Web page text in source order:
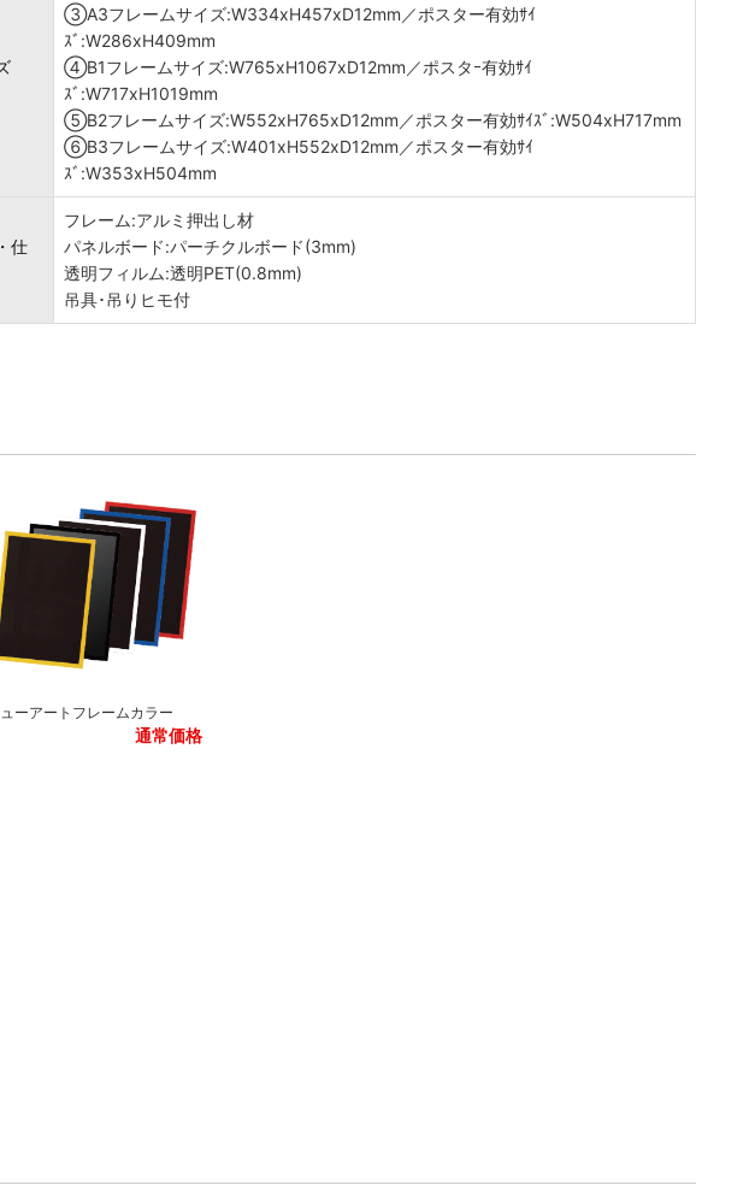
③A3フレームサイズ:W334xH457xD12mm／ポスター有効ｻｲ
ｽﾞ:W286xH409mm
④B1フレームサイズ:W765xH1067xD12mm／ポスタｰ有効ｻｲ
ｽﾞ:W717xH1019mm
⑤B2フレームサイズ:W552xH765xD12mm／ポスター有効ｻｲｽﾞ:W504xH717mm
⑥B3フレームサイズ:W401xH552xD12mm／ポスター有効ｻｲ
ｽﾞ:W353xH504mm
仕
フレーム:アルミ押出し材
パネルボード:パーチクルボード(3mm)
透明フィルム:透明PET(0.8mm)
吊具･吊りヒモ付
ーアートフレームカラー
通常価格